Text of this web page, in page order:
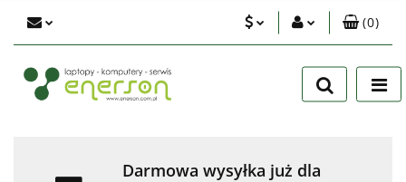
Zaloguj się
Zarejestruj się
(0)
Darmowa wysyłka już dla